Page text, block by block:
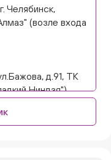
Челябинск,
(возле входа
д.91, ТК
Ниндзя")